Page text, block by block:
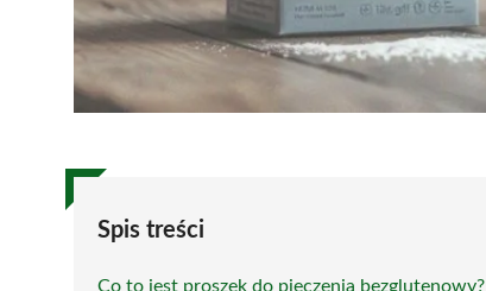
Spis treści
Co to jest proszek do pieczenia bezglutenowy?